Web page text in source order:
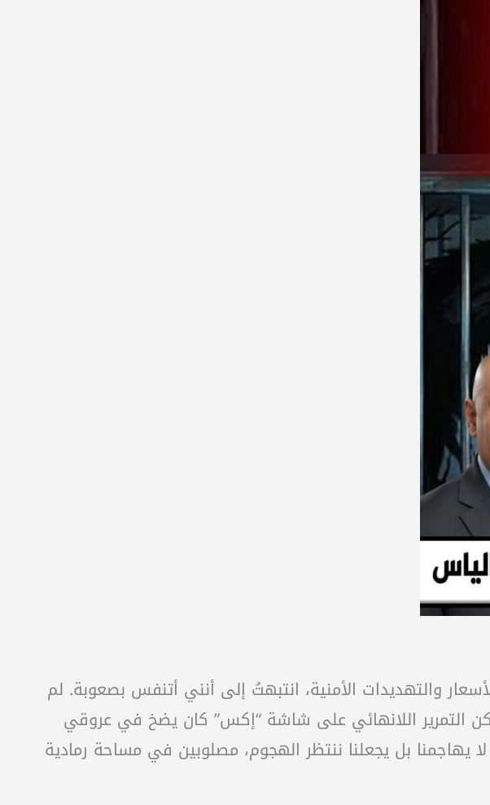
والتهديدات الأمنية، انتبهتُ إلى أنني أتنفس بصعوبة. لم
التمرير اللانهائي على شاشة “إكس” كان يضخ في عروقي
يهاجمنا بل يجعلنا ننتظر الهجوم، مصلوبين في مساحة رمادية